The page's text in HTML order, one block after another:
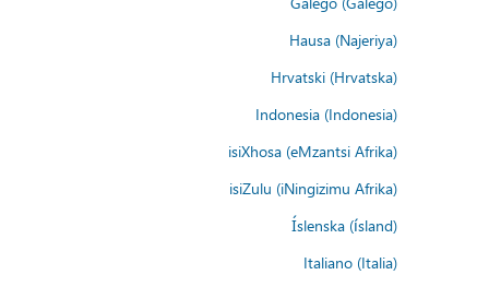
Hausa (Najeriya)
Hrvatski (Hrvatska)
Indonesia (Indonesia)
isiXhosa (eMzantsi Afrika)
isiZulu (iNingizimu Afrika)
Íslenska (ísland)
Italiano (Italia)